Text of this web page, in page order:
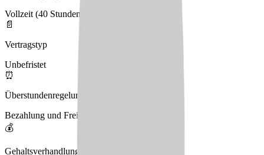
Vollzeit (40 Stunden), Teilzeit (30 Stunden)
📄
Vertragstyp
Unbefristet
⏰
Überstundenregelung
Bezahlung und Freizeitausgleich
💰
Gehaltsverhandlungen